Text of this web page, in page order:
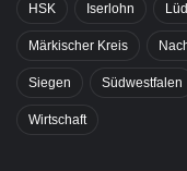
HSK Iserlohn
Märkischer Kreis
Siegen Südwestfalen
Wirtschaft